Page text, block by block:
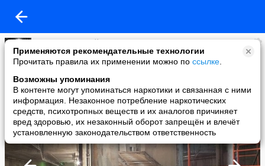
Применяются рекомендательные технологии
Прочитать правила их применении можно по ссылке
Возможны упоминания
В контенте могут упоминаться наркотики и связанная с ними
информация. Незаконное потребление наркотических
средств, психотропных веществ и их аналогов причиняет
вред здоровью, их незаконный оборот запрещён и влечёт
установленную законодательством ответственность
Алекс. Тот самый Алекс.
added a photo
24 May в 11:32